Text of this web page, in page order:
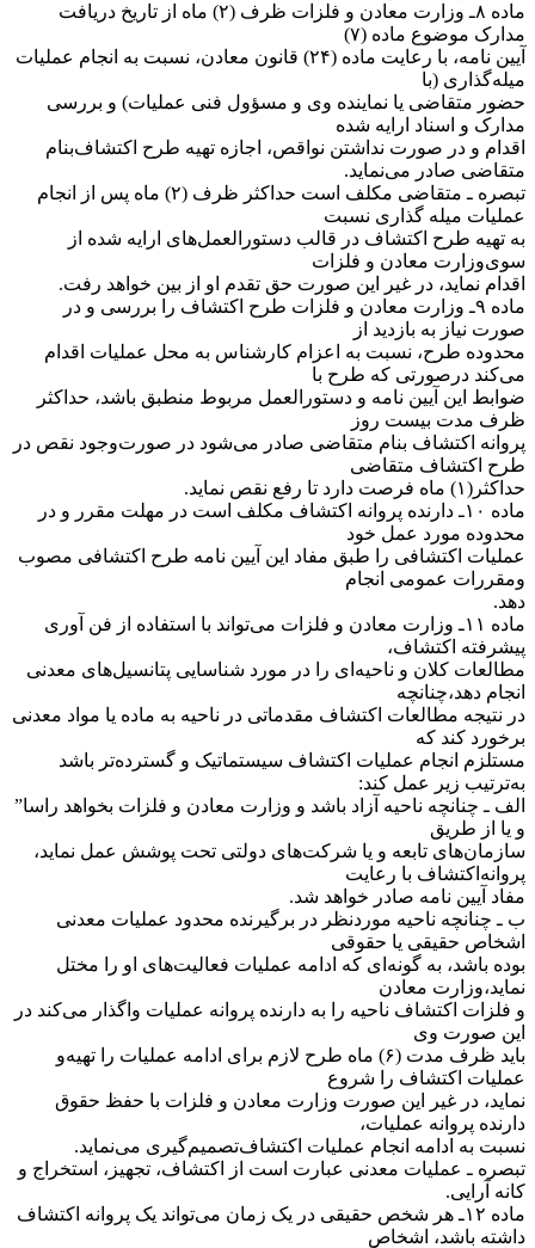
‌ماده ۸ـ وزارت معادن و فلزات ظرف (۲) ماه از تاریخ دریافت
مدارک موضوع ماده (۷)
آیین نامه، با رعایت ماده (۲۴) قانون معادن، نسبت به انجام عملیات
میله‌گذاری (‌با
حضور متقاضی یا نماینده وی و مسؤول فنی عملیات) و بررسی
مدارک و اسناد ارایه شده
اقدام و در صورت نداشتن نواقص، اجازه تهیه طرح اکتشاف‌بنام
متقاضی صادر می‌نماید.
‌تبصره ـ متقاضی مکلف است حداکثر ظرف (۲) ماه پس از انجام
عملیات میله گذاری نسبت
به تهیه طرح اکتشاف در قالب دستورالعمل‌های ارایه شده از
سوی‌وزارت معادن و فلزات
اقدام نماید، در غیر این صورت حق تقدم او از بین خواهد رفت.
‌ماده ۹ـ وزارت معادن و فلزات طرح اکتشاف را بررسی و در
صورت نیاز به بازدید از
محدوده طرح، نسبت به اعزام کارشناس به محل عملیات اقدام
می‌کند در‌صورتی که طرح با
ضوابط این آیین نامه و دستورالعمل مربوط منطبق باشد، حداکثر
ظرف مدت بیست روز
پروانه اکتشاف بنام متقاضی صادر می‌شود در صورت‌وجود نقص در
طرح اکتشاف متقاضی
حداکثر(۱) ماه فرصت دارد تا رفع نقص نماید.
‌ماده ۱۰ـ دارنده پروانه اکتشاف مکلف است در مهلت مقرر و در
محدوده مورد عمل خود
عملیات اکتشافی را طبق مفاد این آیین نامه طرح اکتشافی مصوب
و‌مقررات عمومی انجام
دهد.
‌ماده ۱۱ـ وزارت معادن و فلزات می‌تواند با استفاده از فن آوری
پیشرفته اکتشاف،
مطالعات کلان و ناحیه‌ای را در مورد شناسایی پتانسیل‌های معدنی
انجام دهد،‌چنانچه
در نتیجه مطالعات اکتشاف مقدماتی در ناحیه به ماده یا مواد معدنی
برخورد کند که
مستلزم انجام عملیات اکتشاف سیستماتیک و گسترده‌تر باشد
به‌ترتیب زیر عمل کند:
‌الف ـ چنانچه ناحیه آزاد باشد و وزارت معادن و فلزات بخواهد راسا”
و یا از طریق
سازمان‌های تابعه و یا شرکت‌های دولتی تحت پوشش عمل نماید،
پروانه‌اکتشاف با رعایت
مفاد آیین نامه صادر خواهد شد.
ب ـ چنانچه ناحیه موردنظر در برگیرنده محدود عملیات معدنی
اشخاص حقیقی یا حقوقی
بوده باشد، به گونه‌ای که ادامه عملیات فعالیت‌های او را مختل
نماید،‌وزارت معادن
و فلزات اکتشاف ناحیه را به دارنده پروانه عملیات واگذار می‌کند در
این صورت وی
باید ظرف مدت (۶) ماه طرح لازم برای ادامه عملیات را تهیه‌و
عملیات اکتشاف را شروع
نماید، در غیر این صورت وزارت معادن و فلزات با حفظ حقوق
دارنده پروانه عملیات،
نسبت به ادامه انجام عملیات اکتشاف‌تصمیم‌گیری می‌نماید.
‌تبصره ـ عملیات معدنی عبارت است از اکتشاف، تجهیز، استخراج و
کانه آرایی.
‌ماده ۱۲ـ هر شخص حقیقی در یک زمان می‌تواند یک پروانه اکتشاف
داشته باشد، اشخاص